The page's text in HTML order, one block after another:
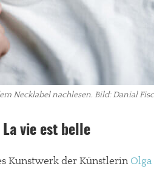
Necklabel nachlesen. Bild: Danial
vie est belle
Kunstwerk der Künstlerin Olga